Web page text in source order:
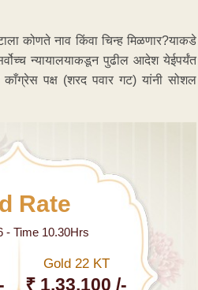
कोणते नाव किंवा चिन्ह मिळणार?याकडे
न्यायालयाकडून पुढील आदेश येईपर्यंत
काँग्रेस पक्ष (शरद पवार गट) यांनी सोशल
Rate
- Time 10.30Hrs
Gold 22 KT
₹ 1,33,100 /-